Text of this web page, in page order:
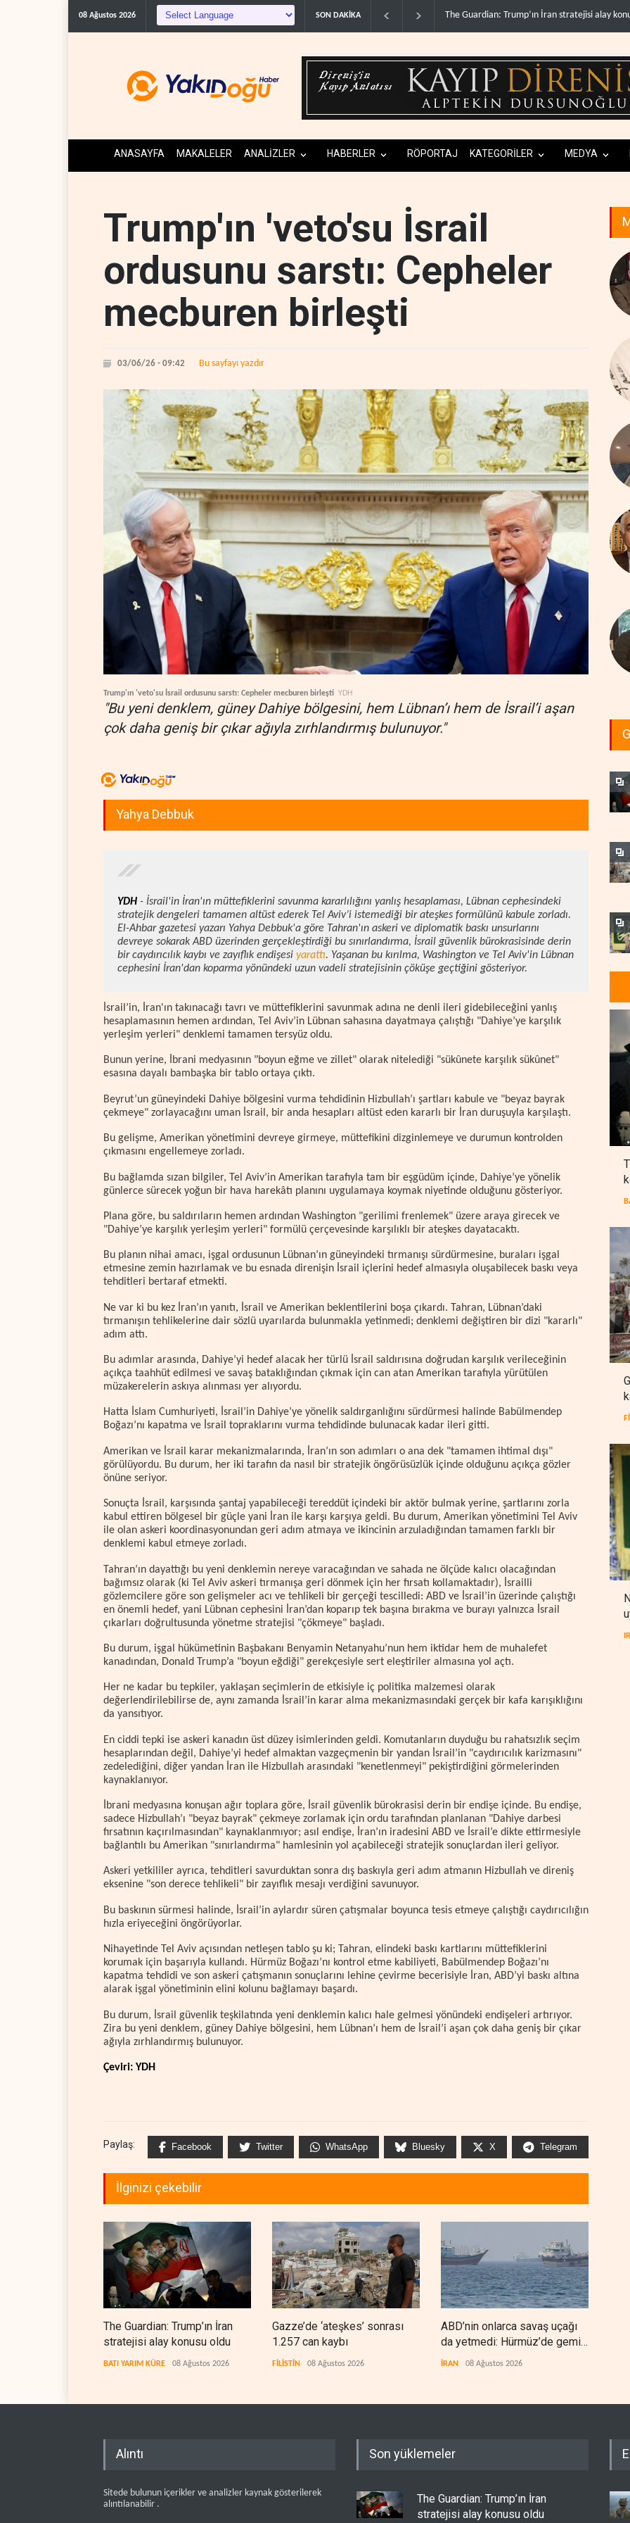
08 Ağustos 2026 SON DAKİKA Gazze’de ‘ateşkes’ sonrası 1.257 can kaybı..
ANASAYFA MAKALELER ANALİZLER HABERLER RÖPORTAJ KATEGORİLER MEDYA
Trump'ın 'veto'su İsrail
ordusunu sarstı: Cepheler
mecburen birleşti
03/06/26 - 09:42 Bu sayfayı yazdır
Trump'ın 'veto'su İsrail ordusunu sarstı: Cepheler mecburen birleşti YDH
"Bu yeni denklem, güney Dahiye bölgesini, hem Lübnan’ı hem de İsrail’i aşan
çok daha geniş bir çıkar ağıyla zırhlandırmış bulunuyor."
Yahya Debbuk
YDH - İsrail'in İran'ın müttefiklerini savunma kararlılığını yanlış hesaplaması, Lübnan cephesindeki
stratejik dengeleri tamamen altüst ederek Tel Aviv’i istemediği bir ateşkes formülünü kabule zorladı.
El-Ahbar gazetesi yazarı Yahya Debbuk'a göre Tahran'ın askeri ve diplomatik baskı unsurlarını
devreye sokarak ABD üzerinden gerçekleştirdiği bu sınırlandırma, İsrail güvenlik bürokrasisinde derin
bir caydırıcılık kaybı ve zayıflık endişesi yarattı. Yaşanan bu kırılma, Washington ve Tel Aviv'in Lübnan
cephesini İran'dan koparma yönündeki uzun vadeli stratejisinin çöküşe geçtiğini gösteriyor.
İsrail’in, İran'ın takınacağı tavrı ve müttefiklerini savunmak adına ne denli ileri gidebileceğini yanlış
hesaplamasının hemen ardından, Tel Aviv’in Lübnan sahasına dayatmaya çalıştığı "Dahiye’ye karşılık
yerleşim yerleri" denklemi tamamen tersyüz oldu.
Bunun yerine, İbrani medyasının "boyun eğme ve zillet" olarak nitelediği "sükûnete karşılık sükûnet"
esasına dayalı bambaşka bir tablo ortaya çıktı.
Beyrut’un güneyindeki Dahiye bölgesini vurma tehdidinin Hizbullah’ı şartları kabule ve "beyaz bayrak
çekmeye" zorlayacağını uman İsrail, bir anda hesapları altüst eden kararlı bir İran duruşuyla karşılaştı.
Bu gelişme, Amerikan yönetimini devreye girmeye, müttefikini dizginlemeye ve durumun kontrolden
çıkmasını engellemeye zorladı.
Bu bağlamda sızan bilgiler, Tel Aviv’in Amerikan tarafıyla tam bir eşgüdüm içinde, Dahiye’ye yönelik
günlerce sürecek yoğun bir hava harekâtı planını uygulamaya koymak niyetinde olduğunu gösteriyor.
Plana göre, bu saldırıların hemen ardından Washington "gerilimi frenlemek" üzere araya girecek ve
"Dahiye’ye karşılık yerleşim yerleri" formülü çerçevesinde karşılıklı bir ateşkes dayatacaktı.
Bu planın nihai amacı, işgal ordusunun Lübnan’ın güneyindeki tırmanışı sürdürmesine, buraları işgal
etmesine zemin hazırlamak ve bu esnada direnişin İsrail içlerini hedef almasıyla oluşabilecek baskı veya
tehditleri bertaraf etmekti.
Ne var ki bu kez İran’ın yanıtı, İsrail ve Amerikan beklentilerini boşa çıkardı. Tahran, Lübnan’daki
tırmanışın tehlikelerine dair sözlü uyarılarda bulunmakla yetinmedi; denklemi değiştiren bir dizi "kararlı"
adım attı.
Bu adımlar arasında, Dahiye’yi hedef alacak her türlü İsrail saldırısına doğrudan karşılık verileceğinin
açıkça taahhüt edilmesi ve savaş bataklığından çıkmak için can atan Amerikan tarafıyla yürütülen
müzakerelerin askıya alınması yer alıyordu.
Hatta İslam Cumhuriyeti, İsrail’in Dahiye’ye yönelik saldırganlığını sürdürmesi halinde Babülmendep
Boğazı’nı kapatma ve İsrail topraklarını vurma tehdidinde bulunacak kadar ileri gitti.
Amerikan ve İsrail karar mekanizmalarında, İran’ın son adımları o ana dek "tamamen ihtimal dışı"
görülüyordu. Bu durum, her iki tarafın da nasıl bir stratejik öngörüsüzlük içinde olduğunu açıkça gözler
önüne seriyor.
Sonuçta İsrail, karşısında şantaj yapabileceği tereddüt içindeki bir aktör bulmak yerine, şartlarını zorla
kabul ettiren bölgesel bir güçle yani İran ile karşı karşıya geldi. Bu durum, Amerikan yönetimini Tel Aviv
ile olan askeri koordinasyonundan geri adım atmaya ve ikincinin arzuladığından tamamen farklı bir
denklemi kabul etmeye zorladı.
Tahran’ın dayattığı bu yeni denklemin nereye varacağından ve sahada ne ölçüde kalıcı olacağından
bağımsız olarak (ki Tel Aviv askeri tırmanışa geri dönmek için her fırsatı kollamaktadır), İsrailli
gözlemcilere göre son gelişmeler acı ve tehlikeli bir gerçeği tescilledi: ABD ve İsrail’in üzerinde çalıştığı
en önemli hedef, yani Lübnan cephesini İran’dan koparıp tek başına bırakma ve burayı yalnızca İsrail
çıkarları doğrultusunda yönetme stratejisi "çökmeye" başladı.
Bu durum, işgal hükümetinin Başbakanı Benyamin Netanyahu’nun hem iktidar hem de muhalefet
kanadından, Donald Trump’a "boyun eğdiği" gerekçesiyle sert eleştiriler almasına yol açtı.
Her ne kadar bu tepkiler, yaklaşan seçimlerin de etkisiyle iç politika malzemesi olarak
değerlendirilebilirse de, aynı zamanda İsrail’in karar alma mekanizmasındaki gerçek bir kafa karışıklığını
da yansıtıyor.
En ciddi tepki ise askeri kanadın üst düzey isimlerinden geldi. Komutanların duyduğu bu rahatsızlık seçim
hesaplarından değil, Dahiye’yi hedef almaktan vazgeçmenin bir yandan İsrail’in "caydırıcılık karizmasını"
zedelediğini, diğer yandan İran ile Hizbullah arasındaki "kenetlenmeyi" pekiştirdiğini görmelerinden
kaynaklanıyor.
İbrani medyasına konuşan ağır toplara göre, İsrail güvenlik bürokrasisi derin bir endişe içinde. Bu endişe,
sadece Hizbullah’ı "beyaz bayrak" çekmeye zorlamak için ordu tarafından planlanan "Dahiye darbesi
fırsatının kaçırılmasından" kaynaklanmıyor; asıl endişe, İran’ın iradesini ABD ve İsrail’e dikte ettirmesiyle
bağlantılı bu Amerikan "sınırlandırma" hamlesinin yol açabileceği stratejik sonuçlardan ileri geliyor.
Askeri yetkililer ayrıca, tehditleri savurduktan sonra dış baskıyla geri adım atmanın Hizbullah ve direniş
eksenine "son derece tehlikeli" bir zayıflık mesajı verdiğini savunuyor.
Bu baskının sürmesi halinde, İsrail’in aylardır süren çatışmalar boyunca tesis etmeye çalıştığı caydırıcılığın
hızla eriyeceğini öngörüyorlar.
Nihayetinde Tel Aviv açısından netleşen tablo şu ki; Tahran, elindeki baskı kartlarını müttefiklerini
korumak için başarıyla kullandı. Hürmüz Boğazı’nı kontrol etme kabiliyeti, Babülmendep Boğazı’nı
kapatma tehdidi ve son askeri çatışmanın sonuçlarını lehine çevirme becerisiyle İran, ABD’yi baskı altına
alarak işgal yönetiminin elini kolunu bağlamayı başardı.
Bu durum, İsrail güvenlik teşkilatında yeni denklemin kalıcı hale gelmesi yönündeki endişeleri artırıyor.
Zira bu yeni denklem, güney Dahiye bölgesini, hem Lübnan’ı hem de İsrail’i aşan çok daha geniş bir çıkar
ağıyla zırhlandırmış bulunuyor.
Çeviri: YDH
Paylaş: Facebook Twitter WhatsApp Bluesky X Telegram
İlginizi çekebilir
The Guardian: Trump’ın İran
stratejisi alay konusu oldu
BATI YARIM KÜRE 08 Ağustos 2026
Gazze’de ‘ateşkes’ sonrası
1.257 can kaybı
FİLİSTİN 08 Ağustos 2026
ABD’nin onlarca savaş uçağı
da yetmedi: Hürmüz’de gemi
vuruldu
İRAN 08 Ağustos 2026
Alıntı
Sitede bulunun içerikler ve analizler kaynak gösterilerek
alıntılanabilir .
Son yüklemeler
The Guardian: Trump’ın İran
stratejisi alay konusu oldu